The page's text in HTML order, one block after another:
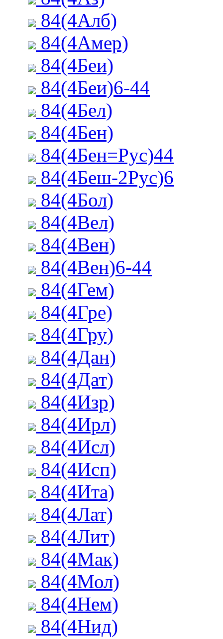
84(4Алб)
84(4Амер)
84(4Беи)
84(4Беи)6-44
84(4Бел)
84(4Бен)
84(4Бен=Рус)44
84(4Беш-2Рус)6
84(4Бол)
84(4Вел)
84(4Вен)
84(4Вен)6-44
84(4Гем)
84(4Гре)
84(4Гру)
84(4Дан)
84(4Дат)
84(4Изр)
84(4Ирл)
84(4Исл)
84(4Исп)
84(4Ита)
84(4Лат)
84(4Лит)
84(4Мак)
84(4Мол)
84(4Нем)
84(4Нид)